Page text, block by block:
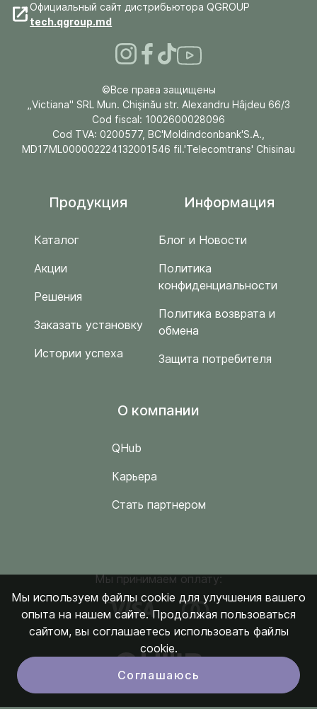
Официальный сайт дистрибьютора QGROUP
tech.qgroup.md
©Все права защищены
„Victiana" SRL Mun. Chişinău str. Alexandru Hâjdeu 66/3
Cod fiscal: 1002600028096
Cod TVA: 0200577, BC'Moldindconbank'S.A.,
MD17ML000002224132001546 fil.'Telecomtrans' Chisinau
Продукция
Каталог
Акции
Решения
Заказать установку
Истории успеха
Информация
Блог и Новости
Политика
конфиденциальности
Политика возврата и
обмена
Защита потребителя
O компании
QHub
Карьера
Стать партнером
Мы принимаем оплату:
Мы используем файлы cookie для улучшения вашего
опыта на нашем сайте. Продолжая пользоваться
сайтом, вы соглашаетесь использовать файлы
cookie.
Соглашаюсь